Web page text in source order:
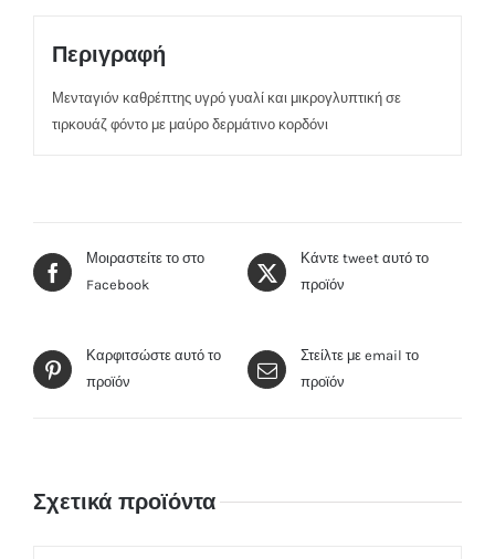
Περιγραφή
Μενταγιόν καθρέπτης υγρό γυαλί και μικρογλυπτική σε
τιρκουάζ φόντο με μαύρο δερμάτινο κορδόνι
Μοιραστείτε το στο
Facebook
Κάντε tweet αυτό το
προϊόν
Καρφιτσώστε αυτό το
προϊόν
Στείλτε με email το
προϊόν
Σχετικά προϊόντα